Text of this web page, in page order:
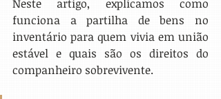
Neste artigo, explicamos como
funciona a partilha de bens no
inventário para quem vivia em união
estável e quais são os direitos do
companheiro sobrevivente.